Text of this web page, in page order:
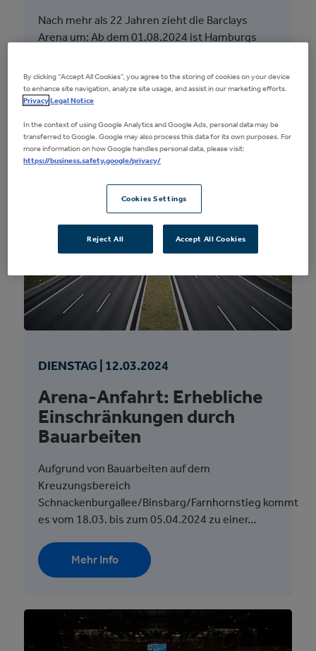
Nach mehr als 22 Jahren zieht die Barclays
Arena um: Ab dem 01.08.2024 ist Hamburgs
der neuen…
DIENSTAG | 12.03.2024
Arena-Anfahrt: Erhebliche
Einschränkungen durch
Bauarbeiten
Aufgrund von Bauarbeiten auf dem
Kreuzungsbereich
Schnackenburgallee/Binsbarg/Farnhornstieg kommt
es vom 18.03. bis zum 05.04.2024 zu einer…
Mehr Info
By clicking “Accept All Cookies”, you agree to the storing of cookies on your device
to enhance site navigation, analyze site usage, and assist in our marketing efforts.
PrivacyLegal Notice
In the context of using Google Analytics and Google Ads, personal data may be
transferred to Google. Google may also process this data for its own purposes. For
more information on how Google handles personal data, please visit:
https://business.safety.google/privacy/
Cookies Settings
Reject All Accept All Cookies